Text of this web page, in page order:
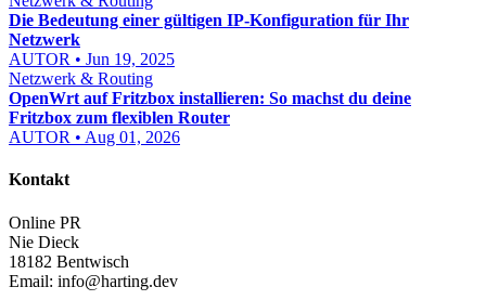
Die Bedeutung einer gültigen IP-Konfiguration für Ihr
Netzwerk
AUTOR • Jun 19, 2025
Netzwerk & Routing
OpenWrt auf Fritzbox installieren: So machst du deine
Fritzbox zum flexiblen Router
AUTOR • Aug 01, 2026
Kontakt
Online PR
Nie Dieck
18182 Bentwisch
Email: info@harting.dev